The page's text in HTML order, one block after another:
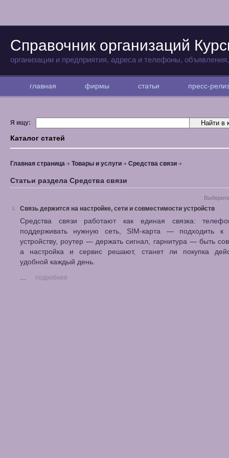
Справочник организаций
организации и предприятия, адреса и телефоны,
главная фирмы статьи пресс-
Я ищу:
Каталог статей
Главная страница Товары и услуги Средства связи
Статьи раздела Средства связи
1. Связь держится на настройке, сети и совместимости устройств
Средства связи работают как единая связка:
поддерживать нужную сеть, SIM-карта — подходить
устройству, роутер — держать сигнал, гарнитура — быть
а настройка и сервис решают, станет ли покупка
удобной каждый день.
...
подробнее